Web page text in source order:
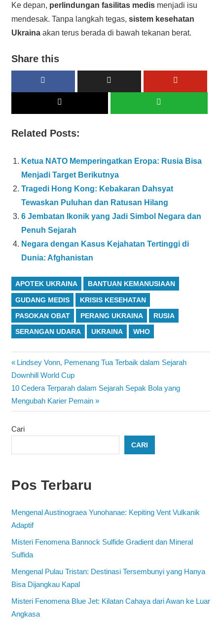
Ke depan, perlindungan fasilitas medismenjadi isu
mendesak. Tanpa langkah tegas, sistem kesehatan
Ukrainaakan terus berada di bawah tekanan berat.
Share this
Related Posts:
Ketua NATO Memperingatkan Eropa: Rusia Bisa
Menjadi Target Berikutnya
Tragedi Hong Kong: Kebakaran Dahsyat
Tewaskan Puluhan dan Ratusan Hilang
6 Jembatan Ikonik yang Jadi Simbol Negara dan
Penuh Sejarah
Negara dengan Kasus Kejahatan Tertinggi di
Dunia: Afghanistan
APOTEK UKRAINA BANTUAN KEMANUSIAAN
GUDANG MEDIS KRISIS KESEHATAN
PASOKAN OBAT PERANG UKRAINA RUSIA
SERANGAN UDARA UKRAINA WHO
Navigasi
pos
Previous
Post:
Lindsey Vonn, Pemenang Tua Terbaik dalam Sejarah
Downhill World Cup
Next
Post:
10 Cedera Terparah dalam Sejarah Sepak Bola yang
Mengubah Karier Pemain
Cari
CARI
Pos Terbaru
Mengenal Austinograea Yunohanae: Kepiting Vent Vulkanik
Adaptif
Misteri Fenomena Bannock Sulfide Gradient dan Mineral
Sulfida
Mengenal Pulau Tristan: Destinasi Tersembunyi yang Hanya
Bisa Dijangkau Kapal
Misteri Fenomena Blue Jet: Kilatan Cahaya dari Awan ke Luar
Angkasa